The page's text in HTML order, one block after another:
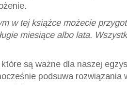
w tej książce możecie
miesiące albo lata.
są ważne dla naszej
podsuwa rozwiązania